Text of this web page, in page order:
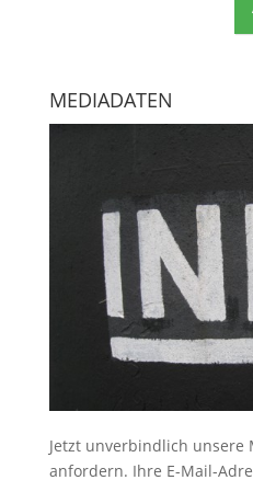
MEDIADATEN
Jetzt unverbindlich unsere
anfordern. Ihre E-Mail-